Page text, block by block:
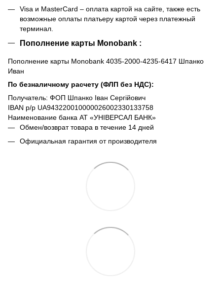
Visa и MasterCard – оплата картой на сайте, также есть
возможные оплаты платьеру картой через платежный
терминал.
Пополнение карты Monobank :
Пополнение карты Monobank 4035-2000-4235-6417 Шпанко
Иван
По безналичному расчету (ФЛП без НДС):
Получатель: ФОП Шпанко Іван Сергійович
IBAN р/р UA943220010000026002330133758
Наименование банка АТ «УНІВЕРСАЛ БАНК»
Обмен/возврат товара в течение 14 дней
Официальная гарантия от производителя